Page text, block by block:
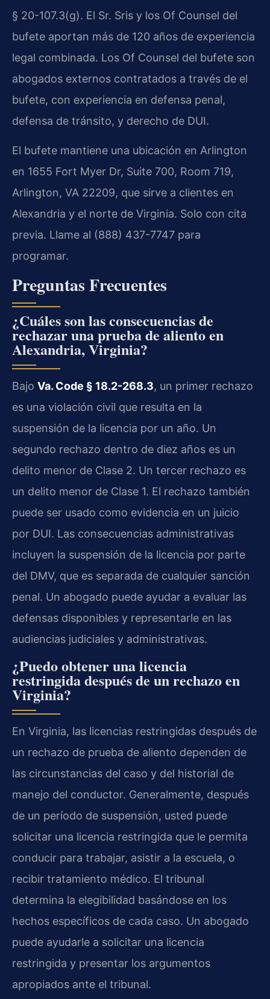
§ 20-107.3(g). El Sr. Sris y los Of Counsel del
bufete aportan más de 120 años de experiencia
legal combinada. Los Of Counsel del bufete son
abogados externos contratados a través de el
bufete, con experiencia en defensa penal,
defensa de tránsito, y derecho de DUI.
El bufete mantiene una ubicación en Arlington
en 1655 Fort Myer Dr, Suite 700, Room 719,
Arlington, VA 22209, que sirve a clientes en
Alexandria y el norte de Virginia. Solo con cita
previa. Llame al (888) 437-7747 para
programar.
Preguntas Frecuentes
¿Cuáles son las consecuencias de
rechazar una prueba de aliento en
Alexandria, Virginia?
Bajo Va. Code § 18.2-268.3, un primer rechazo
es una violación civil que resulta en la
suspensión de la licencia por un año. Un
segundo rechazo dentro de diez años es un
delito menor de Clase 2. Un tercer rechazo es
un delito menor de Clase 1. El rechazo también
puede ser usado como evidencia en un juicio
por DUI. Las consecuencias administrativas
incluyen la suspensión de la licencia por parte
del DMV, que es separada de cualquier sanción
penal. Un abogado puede ayudar a evaluar las
defensas disponibles y representarle en las
audiencias judiciales y administrativas.
¿Puedo obtener una licencia
restringida después de un rechazo en
Virginia?
En Virginia, las licencias restringidas después de
un rechazo de prueba de aliento dependen de
las circunstancias del caso y del historial de
manejo del conductor. Generalmente, después
de un período de suspensión, usted puede
solicitar una licencia restringida que le permita
conducir para trabajar, asistir a la escuela, o
recibir tratamiento médico. El tribunal
determina la elegibilidad basándose en los
hechos específicos de cada caso. Un abogado
puede ayudarle a solicitar una licencia
restringida y presentar los argumentos
apropiados ante el tribunal.